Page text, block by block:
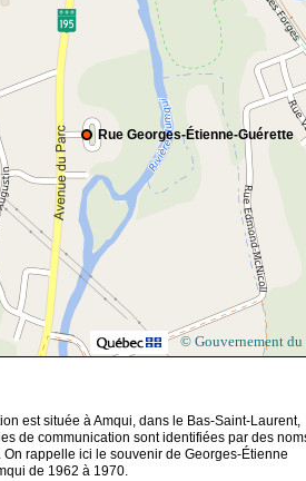
Rue Georges-Étienne-Guérette
© Gouvernement du
est située à Amqui, dans le Bas-Saint-Laurent,
de communication sont identifiées par des
rappelle ici le souvenir de Georges-Étienne
de 1962 à 1970.